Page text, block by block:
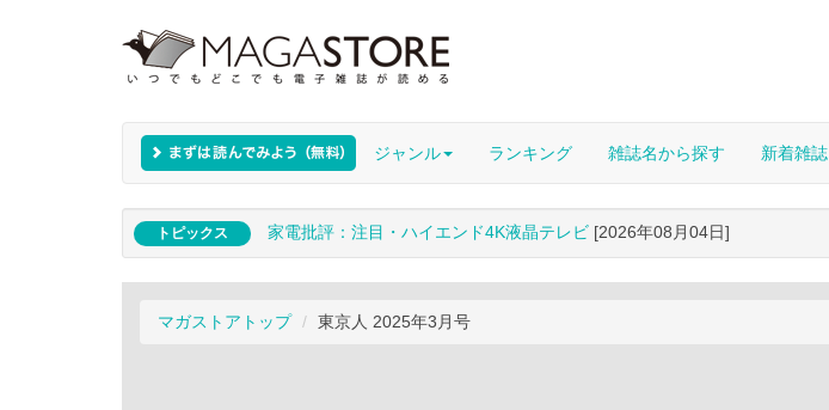
ジャンル ランキング 雑誌名から探す 新着雑誌
トピックス 家電批評：注目・ハイエンド4K液晶テレビ [2026年08月04日]
マガストアトップ 東京人 2025年3月号